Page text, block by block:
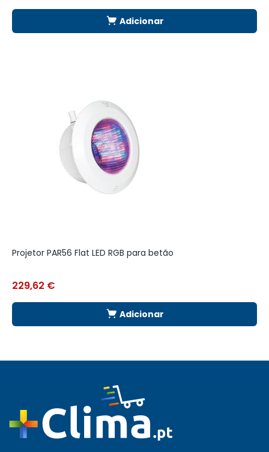
Adicionar
Projetor PAR56 Flat LED RGB para betão
229,62 €
Adicionar